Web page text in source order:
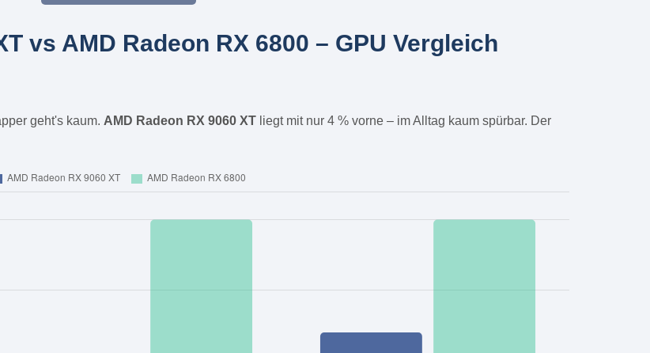
vs AMD Radeon RX 6800 – GPU Vergleich
geht's kaum. AMD Radeon RX 9060 XT liegt mit nur 4 % vorne – im Alltag kaum spürbar. Der